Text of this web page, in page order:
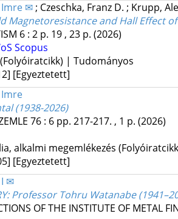
Imre ✉; Czeschka, Franz D. ; Krupp,
Magnetoresistance and Hall Effect
6: 2 p. 19 , 23 p. (2026)
Scopus
(Folyóiratcikk) | Tudományos
[Egyeztetett]
(1938-2026)
76: 6 pp. 217-217. , 1 p. (2026)
alkalmi megemlékezés
[Egyeztetett]
I ✉
Professor Tohru Watanabe
OF THE INSTITUTE OF METAL